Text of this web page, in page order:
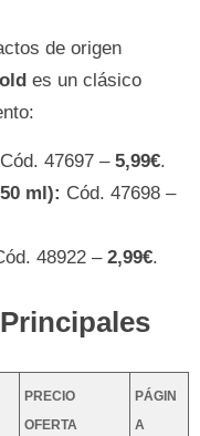
de origen
es un clásico
Cód. 47697 – 5,99€.
ml): Cód. 47698 –
48922 – 2,99€.
PRECIO
OFERTA
PÁGIN
A